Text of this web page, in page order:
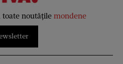
noutățile mondene